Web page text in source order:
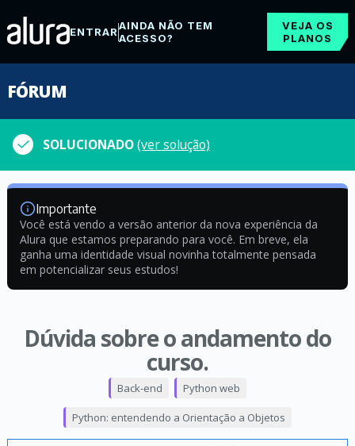
ENTRARAINDA NÃO TEM
ACESSO?
VEJA OS
PLANOS
FÓRUM
SOLUCIONADO(ver solução)
Importante
Você está vendo a versão anterior da nova experiência da
Alura que estamos preparando para você. Em breve, ela
ganha uma identidade visual novinha totalmente pensada
em potencializar seus estudos!
Dúvida sobre o andamento do
curso.
Back-end Python web
Python: entendendo a Orientação a Objetos